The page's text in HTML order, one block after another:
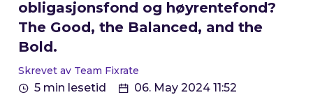
obligasjonsfond og høyrentefond?
The Good, the Balanced, and the
Bold.
Skrevet av Team Fixrate
5 min lesetid 06. May 2024 11:52